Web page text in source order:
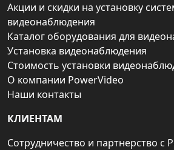
Акции и скидки на установку
видеонаблюдения
Каталог оборудования для
Установка видеонаблюдения
Стоимость установки
О компании PowerVideo
Наши контакты
КЛИЕНТАМ
Сотрудничество и партнерство с